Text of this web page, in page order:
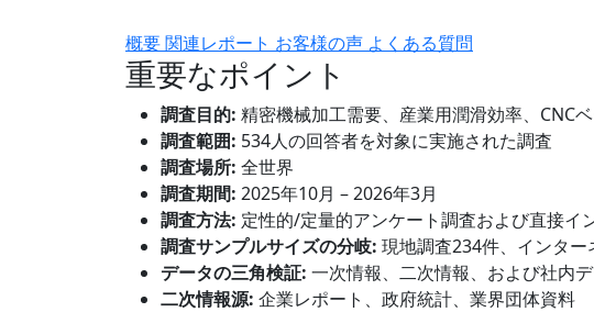
概要関連レポート お客様の声 よくある質問
重要なポイント
調査目的: 精密機械加工需要、産業用潤滑効率、CNC
調査範囲: 534人の回答者を対象に実施された調査
調査場所: 全世界
調査期間: 2025年10月 – 2026年3月
調査方法: 定性的/定量的アンケート調査および直接イ
調査サンプルサイズの分岐: 現地調査234件、インタ
データの三角検証: 一次情報、二次情報、および社内
二次情報源: 企業レポート、政府統計、業界団体資料